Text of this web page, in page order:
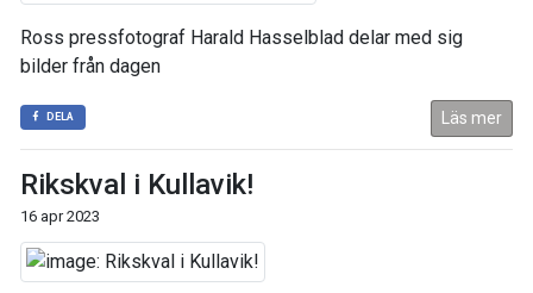
Ross pressfotograf Harald Hasselblad delar med sig
bilder från dagen
DELA Läs mer
Rikskval i Kullavik!
16 apr 2023